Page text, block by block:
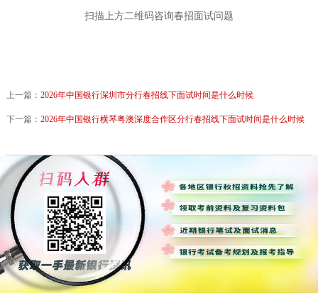
扫描上方二维码咨询春招面试问题
上一篇： 2026年中国银行深圳市分行春招线下面试时间是什么时候
下一篇： 2026年中国银行横琴粤澳深度合作区分行春招线下面试时间是什么时候